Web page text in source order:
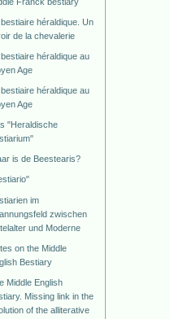
bestiaire héraldique. Un
de la chevalerie
bestiaire héraldique au
Age
bestiaire héraldique au
Age
"Heraldische
is de Beestearis?
im
zwischen
und Moderne
on the Middle
Bestiary
Middle English
Missing link in the
of the alliterative